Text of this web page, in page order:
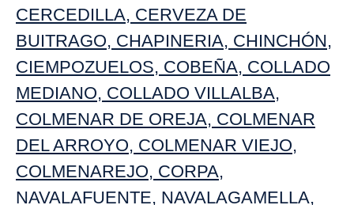
CERCEDILLA, CERVEZA DE
BUITRAGO, CHAPINERIA, CHINCHÓN,
CIEMPOZUELOS, COBEÑA, COLLADO
MEDIANO, COLLADO VILLALBA,
COLMENAR DE OREJA, COLMENAR
DEL ARROYO, COLMENAR VIEJO,
COLMENAREJO, CORPA,
NAVALAFUENTE, NAVALAGAMELLA,